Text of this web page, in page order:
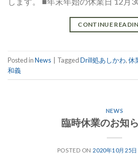
CONTINUE
Posted inNews TaggedDrill処あしかわ,休
和義
NEWS
臨時休業のお知
POSTED ON 2020年10月25日